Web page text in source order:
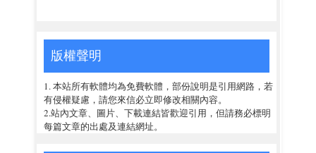
版權聲明
1. 本站所有軟體均為免費軟體，部份說明是引用網路，若
有侵權疑慮，請您來信必立即修改相關內容。
2.站內文章、圖片、下載連結皆歡迎引用，但請務必標明
每篇文章的出處及連結網址。